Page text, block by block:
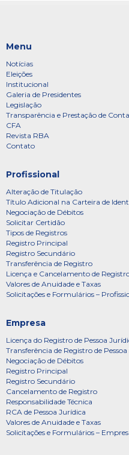
Menu
Notícias
Eleições
Institucional
Galeria de Presidentes
Legislação
Transparência e Prestação de
CFA
Revista RBA
Contato
Profissional
Alteração de Titulação
Título Adicional na Carteira de
Negociação de Débitos
Solicitar Certidão
Tipos de Registros
Registro Principal
Registro Secundário
Transferência de Registro
Licença e Cancelamento de
Valores de Anuidade e Taxas
Solicitações e Formulários –
Empresa
Licença do Registro de Pessoa
Transferência de Registro de
Negociação de Débitos
Registro Principal
Registro Secundário
Cancelamento de Registro
Responsabilidade Técnica
RCA de Pessoa Jurídica
Valores de Anuidade e Taxas
Solicitações e Formulários –